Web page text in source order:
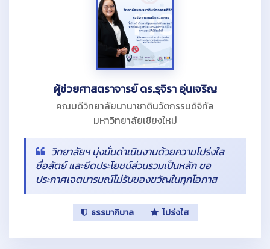
ผู้ช่วยศาสตราจารย์ ดร.รุจิรา อุ่นเจริญ
คณบดีวิทยาลัยนานาชาตินวัตกรรมดิจิทัล
มหาวิทยาลัยเชียงใหม่
วิทยาลัยฯ มุ่งมั่นดำเนินงานด้วยความโปร่งใส
ซื่อสัตย์ และยึดประโยชน์ส่วนรวมเป็นหลัก ขอ
ประกาศเจตนารมณ์ไม่รับของขวัญในทุกโอกาส
ธรรมาภิบาล โปร่งใส